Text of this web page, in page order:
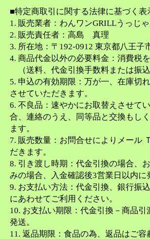
■特定商取引に関する法律に基づく表
1. 販売業者：わんワンGRILLうっじ
2. 販売責任者：高島 真理
3. 所在地：〒192-0912 東京都八王子
4. 商品代金以外の必要料金：消費税
（送料、代金引換手数料または振
5. 申込の有効期限：万が一、在庫切
させていただきます。
6. 不良品：速やかにお取替えさせて
合、連絡のうえ、同等品と交換もし
ます。
7. 販売数量：お問合せによりメール
だきます。
8. 引き渡し時期：代金引換の場合、
みの場合、入金確認後3営業日以内に
9. お支払い方法：代金引換、銀行振
にあわせてご利用ください。
10. お支払い期限：代金引換－商品
発送。
11. 返品期限：食品の為、返品はご